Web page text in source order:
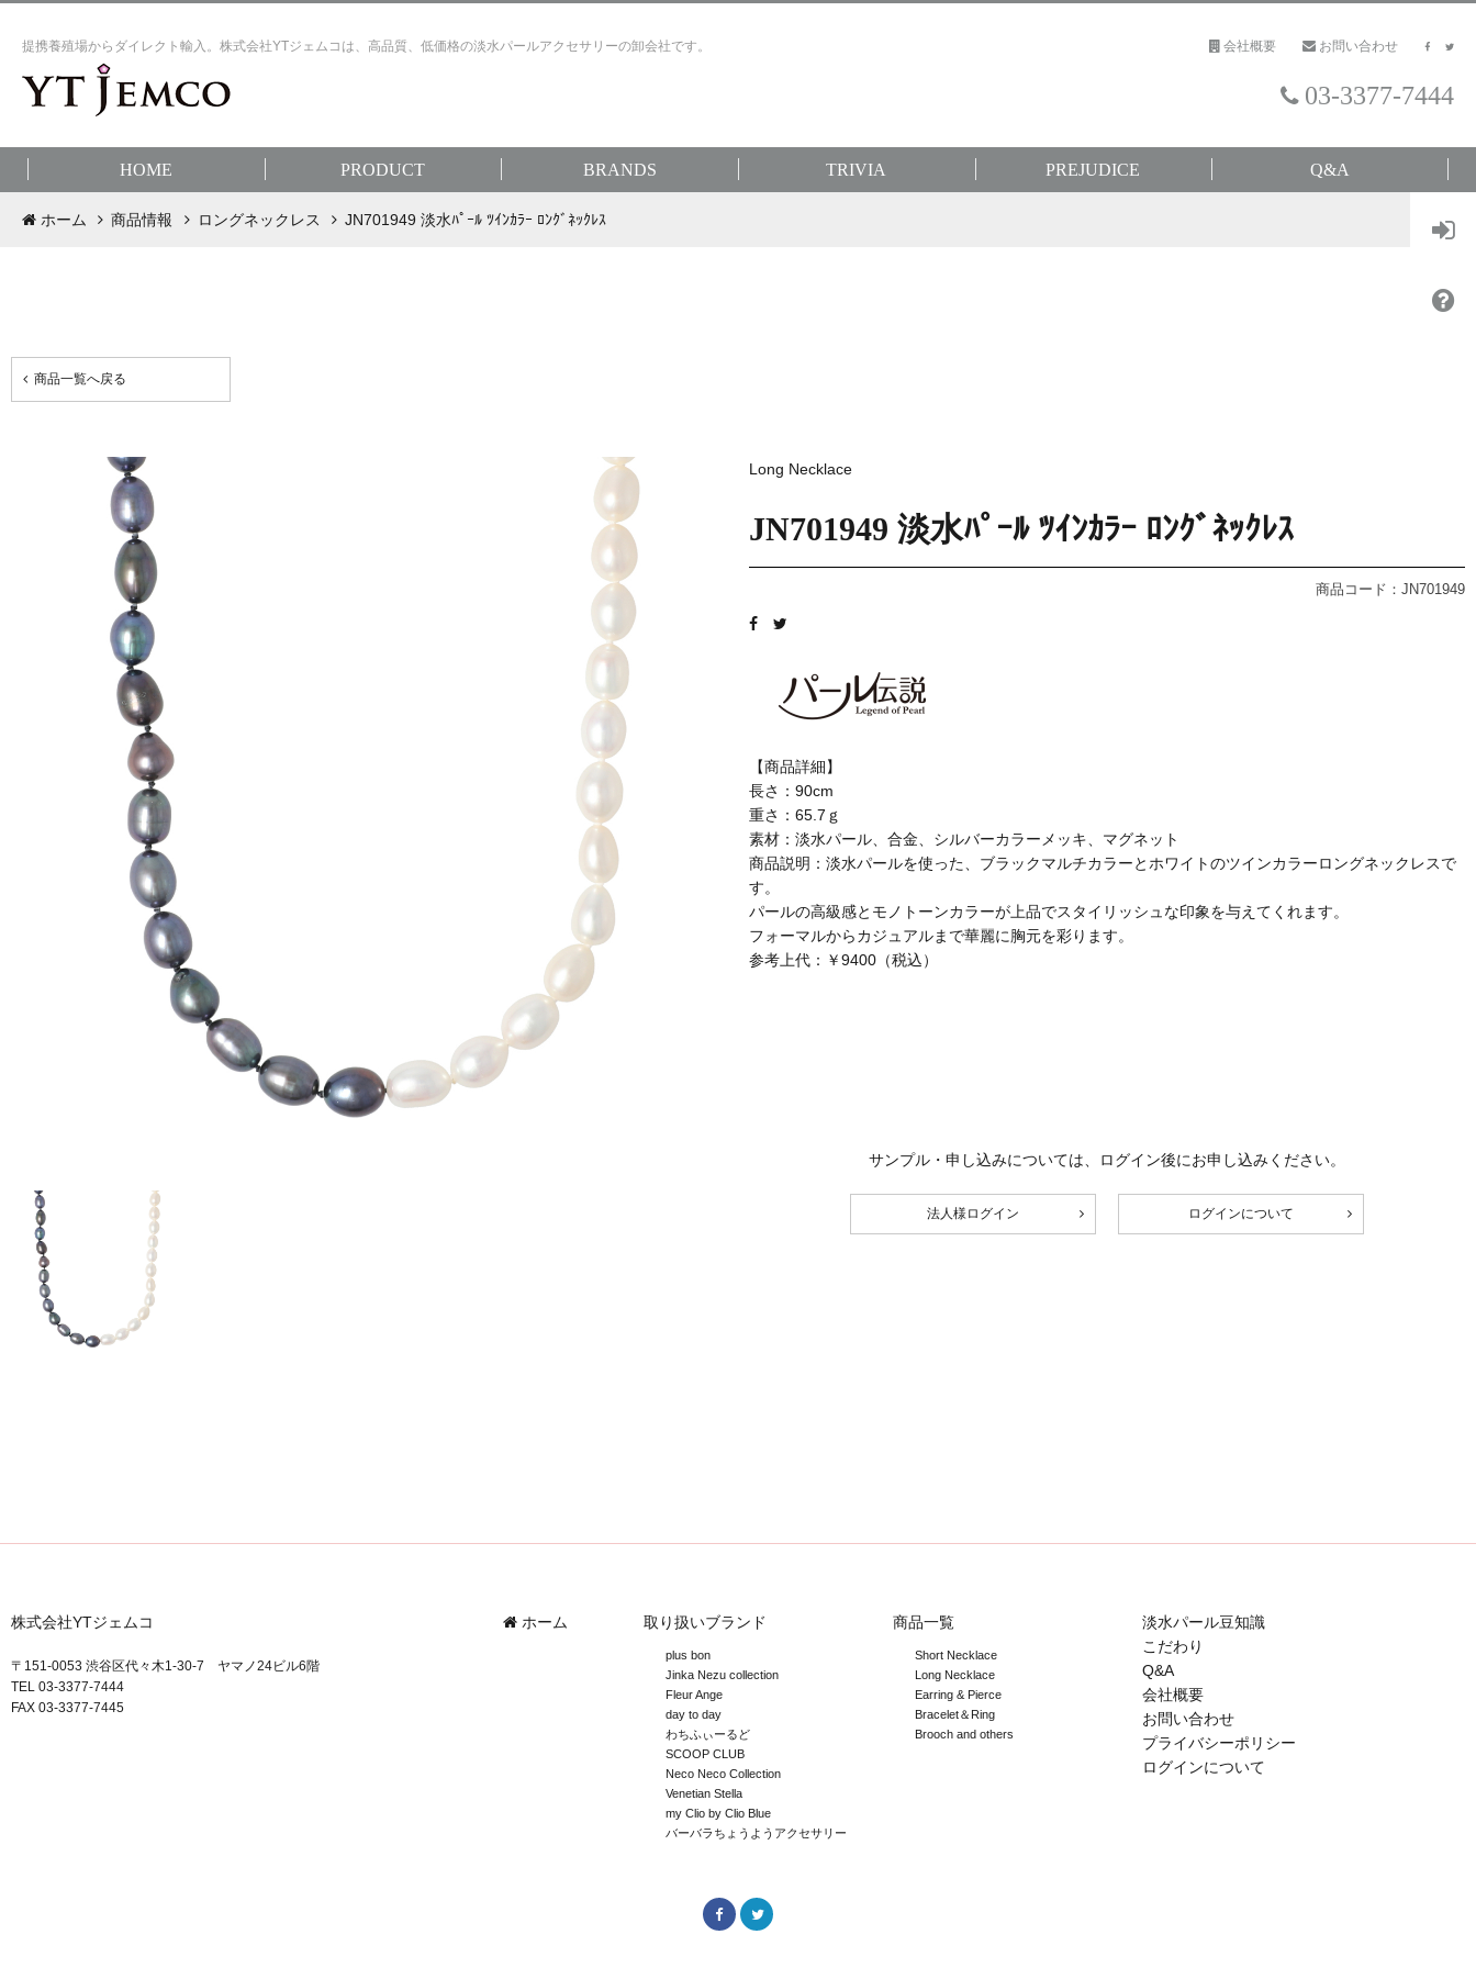
提携養殖場からダイレクト輸入。株式会社YTジェムコは、高品質、低価格の淡水パールアクセサリーの卸会社です。 会社概要 お問い合わせ
03-3377-7444
HOME PRODUCT BRANDS TRIVIA PREJUDICE Q&A
ホーム 商品情報 ロングネックレス JN701949 淡水ﾊﾟｰﾙ ﾂｲﾝｶﾗｰ ﾛﾝｸﾞﾈｯｸﾚｽ
商品一覧へ戻る
Long Necklace
JN701949 淡水ﾊﾟｰﾙ ﾂｲﾝｶﾗｰ ﾛﾝｸﾞﾈｯｸﾚｽ
商品コード：JN701949
【商品詳細】
長さ：90cm
重さ：65.7ｇ
素材：淡水パール、合金、シルバーカラーメッキ、マグネット
商品説明：淡水パールを使った、ブラックマルチカラーとホワイトのツインカラーロングネックレスで
す。
パールの高級感とモノトーンカラーが上品でスタイリッシュな印象を与えてくれます。
フォーマルからカジュアルまで華麗に胸元を彩ります。
参考上代：￥9400（税込）
サンプル・申し込みについては、ログイン後にお申し込みください。
法人様ログイン ログインについて
株式会社YTジェムコ
〒151-0053 渋谷区代々木1-30-7 ヤマノ24ビル6階
TEL 03-3377-7444
FAX 03-3377-7445
ホーム 取り扱いブランド
plus bon
Jinka Nezu collection
Fleur Ange
day to day
わちふぃーるど
SCOOP CLUB
Neco Neco Collection
Venetian Stella
my Clio by Clio Blue
バーバラちょうようアクセサリー
商品一覧
Short Necklace
Long Necklace
Earring & Pierce
Bracelet＆Ring
Brooch and others
淡水パール豆知識
こだわり
Q&A
会社概要
お問い合わせ
プライバシーポリシー
ログインについて